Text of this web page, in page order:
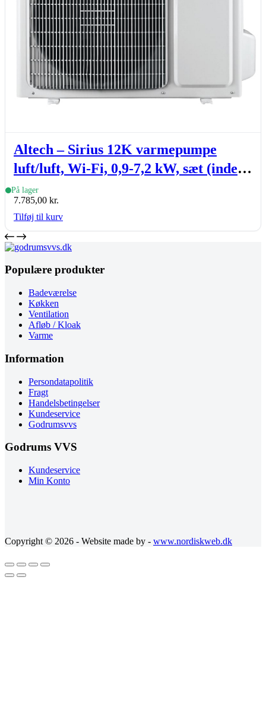
Altech – Sirius 12K varmepumpe
luft/luft, Wi-Fi, 0,9-7,2 kW, sæt (inde-
& udedel.)
På lager
7.785,00 kr.
Tilføj til kurv
Populære produkter
Badeværelse
Køkken
Ventilation
Afløb / Kloak
Varme
Information
Persondatapolitik
Fragt
Handelsbetingelser
Kundeservice
Godrumsvvs
Godrums VVS
Kundeservice
Min Konto
Copyright © 2026 - Website made by - www.nordiskweb.dk